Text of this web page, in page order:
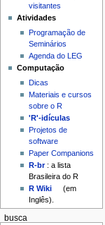
visitantes
Atividades
Programação de
Seminários
Agenda do LEG
Computação
Dicas
Materiais e cursos
sobre o R
'R'-idículas
Projetos de
software
Paper Companions
R-br: a lista
Brasileira do R
R Wiki
(em
Inglês).
busca